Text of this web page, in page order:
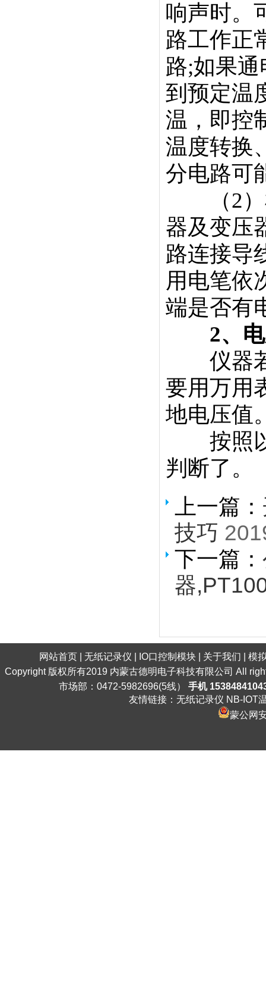
响声时。
路工作正
路;如果
到预定温
温，即控
温度转换
分电路可
（2）
器及变压
路连接导
用电笔依
端是否有
2、电
仪器若
要用万用
地电压值
按照以
判断了。
上一篇：
技巧
下一篇：
器
网站首页 无纸记录仪 IO口控制模块 关于我们
模
Copyright 版权所有2019 内蒙古德明电子科技有限公司 All
市场部：0472-5982696(5线） 手机
友情链接： 无纸记录仪 NB-IOT
蒙公网